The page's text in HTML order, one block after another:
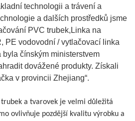
technologii a trávení a
a dalších prostředků jsme
PVC trubek, Linka na
, PE vodovodní / vytlačovací linka
byla čínským ministerstvem
dovážené produkty. Získali
v provincii Zhejiang“.
trubek a tvarovek je velmi důležitá
ovlivňuje pozdější kvalitu výrobku a